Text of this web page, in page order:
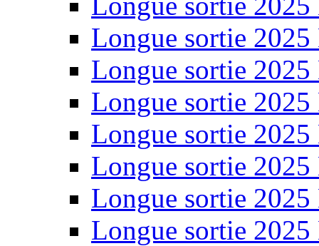
Longue sortie 2025
Longue sortie 2025
Longue sortie 2025
Longue sortie 2025
Longue sortie 2025
Longue sortie 2025
Longue sortie 2025